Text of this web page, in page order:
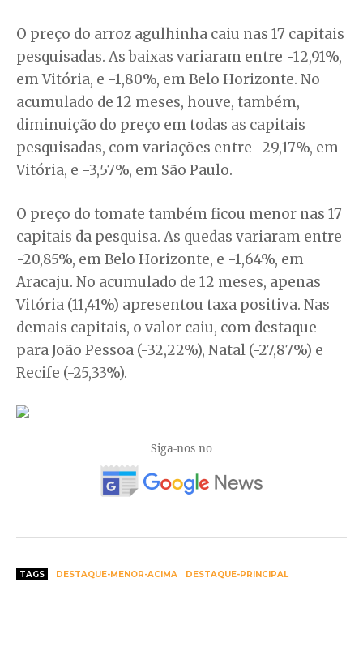
O preço do arroz agulhinha caiu nas 17 capitais
pesquisadas. As baixas variaram entre -12,91%,
em Vitória, e -1,80%, em Belo Horizonte. No
acumulado de 12 meses, houve, também,
diminuição do preço em todas as capitais
pesquisadas, com variações entre -29,17%, em
Vitória, e -3,57%, em São Paulo.
O preço do tomate também ficou menor nas 17
capitais da pesquisa. As quedas variaram entre
-20,85%, em Belo Horizonte, e -1,64%, em
Aracaju. No acumulado de 12 meses, apenas
Vitória (11,41%) apresentou taxa positiva. Nas
demais capitais, o valor caiu, com destaque
para João Pessoa (-32,22%), Natal (-27,87%) e
Recife (-25,33%).
Siga-nos no
TAGS DESTAQUE-MENOR-ACIMA DESTAQUE-PRINCIPAL